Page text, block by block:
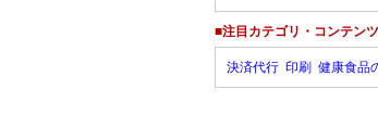
■注目カテゴリ・コンテンツ
決済代行 印刷 健康食品